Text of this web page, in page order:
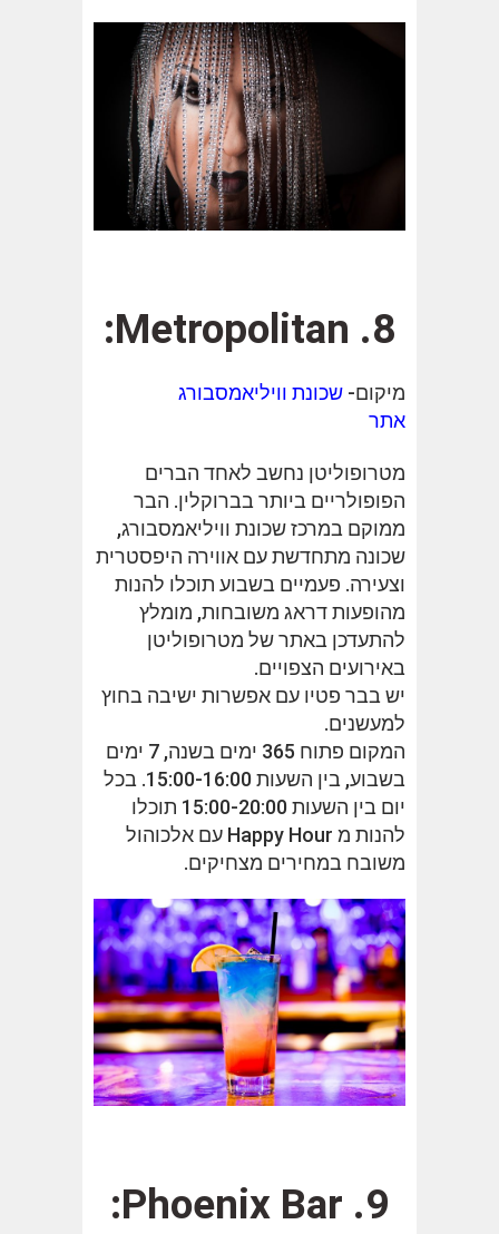
8. Metropolitan:
מיקום- שכונת וויליאמסבורג
אתר
מטרופוליטן נחשב לאחד הברים
הפופולריים ביותר בברוקלין. הבר
ממוקם במרכז שכונת וויליאמסבורג,
שכונה מתחדשת עם אווירה היפסטרית
וצעירה. פעמיים בשבוע תוכלו להנות
מהופעות דראג משובחות, מומלץ
להתעדכן באתר של מטרופוליטן
באירועים הצפויים.
יש בבר פטיו עם אפשרות ישיבה בחוץ
למעשנים.
המקום פתוח 365 ימים בשנה, 7 ימים
בשבוע, בין השעות 15:00-16:00. בכל
יום בין השעות 15:00-20:00 תוכלו
להנות מ Happy Hour עם אלכוהול
משובח במחירים מצחיקים.
9. Phoenix Bar: